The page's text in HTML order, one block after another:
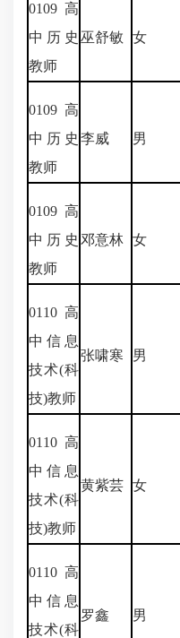
0109 高
中历史
教师
巫舒敏 女
0109 高
中历史
教师
李威 男
0109 高
中历史
教师
邓意林 女
0110 高
中信息
技术(科
技)教师
张啸寒 男
0110 高
中信息
技术(科
技)教师
黄紫芸 女
0110 高
中信息
技术(科
罗鑫 男